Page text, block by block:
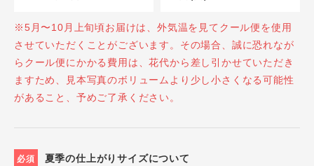
※5月〜10月上旬頃お届けは、外気温を見てクール便を使用
させていただくことがございます。その場合、誠に恐れなが
らクール便にかかる費用は、花代から差し引かせていただき
ますため、見本写真のボリュームより少し小さくなる可能性
があること、予めご了承ください。
必須 夏季の仕上がりサイズについて